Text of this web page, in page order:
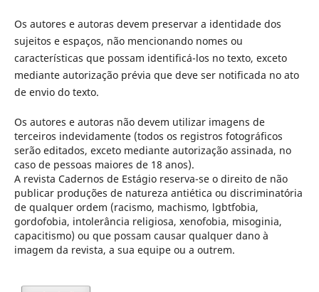
Os autores e autoras devem preservar a identidade dos
sujeitos e espaços, não mencionando nomes ou
características que possam identificá-los no texto, exceto
mediante autorização prévia que deve ser notificada no ato
de envio do texto.
Os autores e autoras não devem utilizar imagens de
terceiros indevidamente (todos os registros fotográficos
serão editados, exceto mediante autorização assinada, no
caso de pessoas maiores de 18 anos).
A revista Cadernos de Estágio reserva-se o direito de não
publicar produções de natureza antiética ou discriminatória
de qualquer ordem (racismo, machismo, lgbtfobia,
gordofobia, intolerância religiosa, xenofobia, misoginia,
capacitismo) ou que possam causar qualquer dano à
imagem da revista, a sua equipe ou a outrem.